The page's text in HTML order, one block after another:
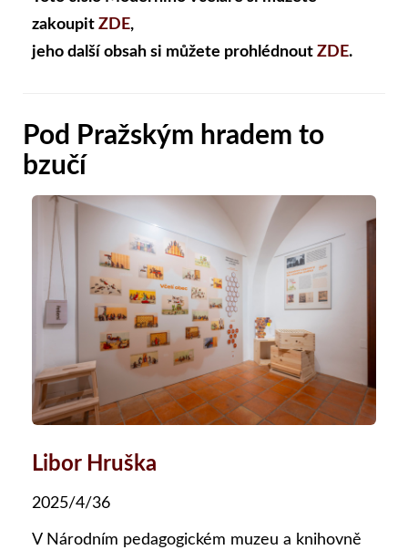
zakoupit ZDE,
jeho další obsah si můžete prohlédnout ZDE.
Pod Pražským hradem to
bzučí
Libor Hruška
2025/4/36
V Národním pedagogickém muzeu a knihovně